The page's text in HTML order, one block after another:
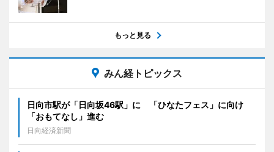
もっと見る
みん経トピックス
日向市駅が「日向坂46駅」に 「ひなたフェス」に向け
「おもてなし」進む
日向経済新聞